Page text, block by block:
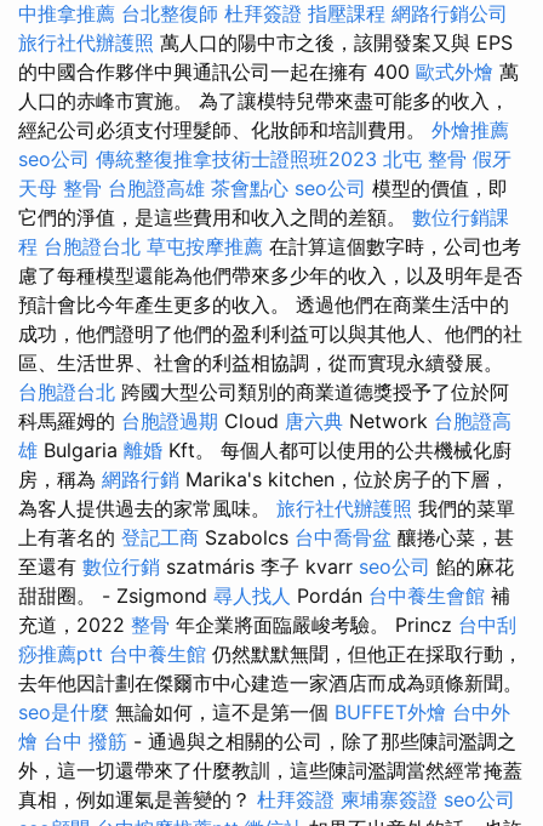
中推拿推薦 台北整復師 杜拜簽證 指壓課程 網路行銷公司
旅行社代辦護照 萬人口的陽中市之後，該開發案又與 EPS
的中國合作夥伴中興通訊公司一起在擁有 400 歐式外燴 萬
人口的赤峰市實施。 為了讓模特兒帶來盡可能多的收入，
經紀公司必須支付理髮師、化妝師和培訓費用。 外燴推薦
seo公司 傳統整復推拿技術士證照班2023 北屯 整骨 假牙
天母 整骨 台胞證高雄 茶會點心 seo公司 模型的價值，即
它們的淨值，是這些費用和收入之間的差額。 數位行銷課
程 台胞證台北 草屯按摩推薦 在計算這個數字時，公司也考
慮了每種模型還能為他們帶來多少年的收入，以及明年是否
預計會比今年產生更多的收入。 透過他們在商業生活中的
成功，他們證明了他們的盈利利益可以與其他人、他們的社
區、生活世界、社會的利益相協調，從而實現永續發展。
台胞證台北 跨國大型公司類別的商業道德獎授予了位於阿
科馬羅姆的 台胞證過期 Cloud 唐六典 Network 台胞證高
雄 Bulgaria 離婚 Kft。 每個人都可以使用的公共機械化廚
房，稱為 網路行銷 Marika's kitchen，位於房子的下層，
為客人提供過去的家常風味。 旅行社代辦護照 我們的菜單
上有著名的 登記工商 Szabolcs 台中喬骨盆 釀捲心菜，甚
至還有 數位行銷 szatmáris 李子 kvarr seo公司 餡的麻花
甜甜圈。 - Zsigmond 尋人找人 Pordán 台中養生會館 補
充道，2022 整骨 年企業將面臨嚴峻考驗。 Princz 台中刮
痧推薦ptt 台中養生館 仍然默默無聞，但他正在採取行動，
去年他因計劃在傑爾市中心建造一家酒店而成為頭條新聞。
seo是什麼 無論如何，這不是第一個 BUFFET外燴 台中外
燴 台中 撥筋 - 通過與之相關的公司，除了那些陳詞濫調之
外，這一切還帶來了什麼教訓，這些陳詞濫調當然經常掩蓋
真相，例如運氣是善變的？ 杜拜簽證 柬埔寨簽證 seo公司